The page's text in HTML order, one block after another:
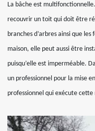
La bâche est
recouvrir un toit qui doit être
branches d’arbres ainsi que
maison, elle peut aussi être
puisqu’elle est imperméable.
un professionnel pour la mise
professionnel qui exécute